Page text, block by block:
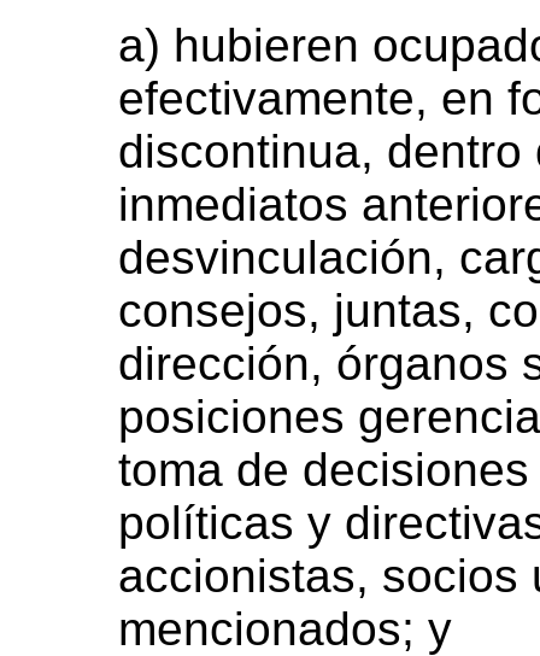
a) hubieren
efectivamente, en
discontinua, dentro
inmediatos
desvinculación,
consejos, juntas,
dirección, órganos
posiciones
toma de
políticas y
accionistas, socios
mencionados; y